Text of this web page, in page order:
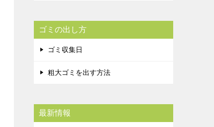
ゴミの出し方
ゴミ収集日
粗大ゴミを出す方法
最新情報